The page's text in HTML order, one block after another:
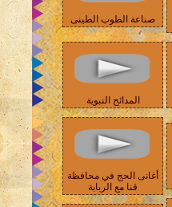
صناعة الطوب الطينى
المدائح النبوية
أغانى الحج في محافظة
قنا مع الربابة